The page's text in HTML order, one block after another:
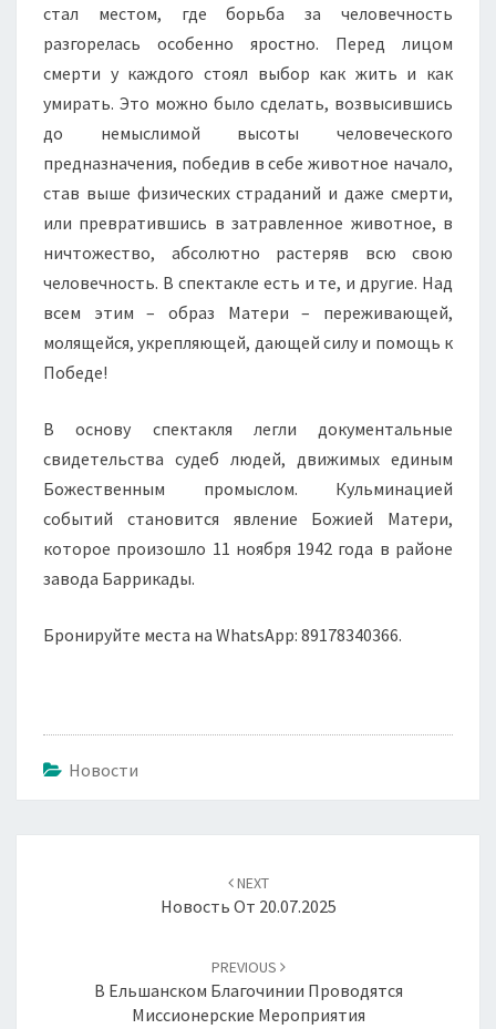
стал местом, где борьба за человечность
разгорелась особенно яростно. Перед лицом
смерти у каждого стоял выбор как жить и как
умирать. Это можно было сделать, возвысившись
до немыслимой высоты человеческого
предназначения, победив в себе животное начало,
став выше физических страданий и даже смерти,
или превратившись в затравленное животное, в
ничтожество, абсолютно растеряв всю свою
человечность. В спектакле есть и те, и другие. Над
всем этим – образ Матери – переживающей,
молящейся, укрепляющей, дающей силу и помощь к
Победе!
В основу спектакля легли документальные
свидетельства судеб людей, движимых единым
Божественным промыслом. Кульминацией
событий становится явление Божией Матери,
которое произошло 11 ноября 1942 года в районе
завода Баррикады.
Бронируйте места на WhatsApp: 89178340366.
Новости
NEXT
Новость От 20.07.2025
PREVIOUS
В Ельшанском Благочинии Проводятся
Миссионерские Мероприятия